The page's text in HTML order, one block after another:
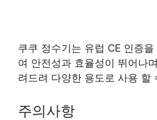
쿠쿠 정수기는 유럽 CE 인증
여 안전성과 효율성이 뛰어나
려드려 다양한 용도로 사용 할
주의사항